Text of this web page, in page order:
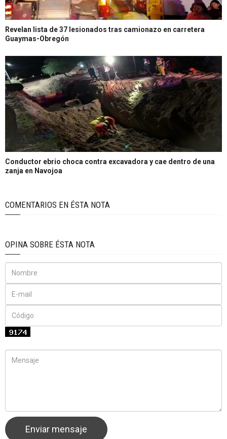
Revelan lista de 37 lesionados tras camionazo en carretera
Guaymas-Obregón
Conductor ebrio choca contra excavadora y cae dentro de una
zanja en Navojoa
COMENTARIOS EN ÉSTA NOTA
OPINA SOBRE ÉSTA NOTA